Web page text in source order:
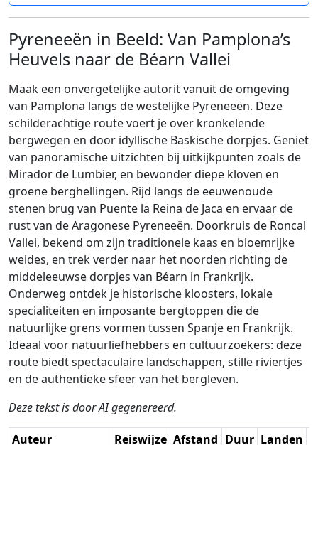
Pyreneeën in Beeld: Van Pamplona’s
Heuvels naar de Béarn Vallei
Maak een onvergetelijke autorit vanuit de omgeving
van Pamplona langs de westelijke Pyreneeën. Deze
schilderachtige route voert je over kronkelende
bergwegen en door idyllische Baskische dorpjes. Geniet
van panoramische uitzichten bij uitkijkpunten zoals de
Mirador de Lumbier, en bewonder diepe kloven en
groene berghellingen. Rijd langs de eeuwenoude
stenen brug van Puente la Reina de Jaca en ervaar de
rust van de Aragonese Pyreneeën. Doorkruis de Roncal
Vallei, bekend om zijn traditionele kaas en bloemrijke
weides, en trek verder naar het noorden richting de
middeleeuwse dorpjes van Béarn in Frankrijk.
Onderweg ontdek je historische kloosters, lokale
specialiteiten en imposante bergtoppen die de
natuurlijke grens vormen tussen Spanje en Frankrijk.
Ideaal voor natuurliefhebbers en cultuurzoekers: deze
route biedt spectaculaire landschappen, stille riviertjes
en de authentieke sfeer van het bergleven.
Deze tekst is door AI gegenereerd.
Auteur Reiswijze Afstand Duur Landen